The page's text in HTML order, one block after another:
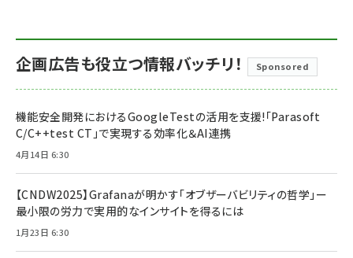
企画広告も役立つ情報バッチリ！ Sponsored
機能安全開発におけるGoogleTestの活用を支援!「Parasoft
C/C++test CT」で実現する効率化＆AI連携
4月14日 6:30
【CNDW2025】Grafanaが明かす「オブザーバビリティの哲学」ー
最小限の労力で実用的なインサイトを得るには
1月23日 6:30